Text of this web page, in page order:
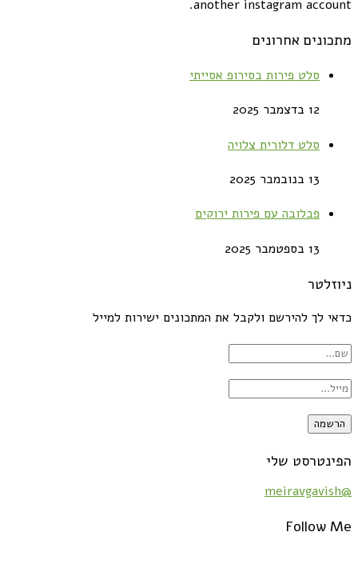
another instagram account.
מתכונים אחרונים
סלט פירות בסירופ אסייתי
12 בדצמבר 2025
סלט דלורית צלויה
13 בנובמבר 2025
פבלובה עם פירות ירוקים
13 בספטמבר 2025
ניוזלטר
כדאי לך להירשם ולקבל את המתכונים ישירות למייל
הפינטרסט שלי
@meiravgavish
Follow Me